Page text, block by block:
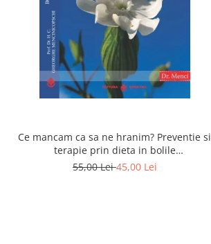
Ce mancam ca sa ne hranim? Preventie si
terapie prin dieta in bolile
cardiovasculare si in diabetul zaharat
55,00 Lei45,00 Lei